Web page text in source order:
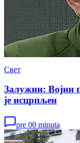
Свет
Залужни: Војни
је исцрпљен
pre 00 minuta